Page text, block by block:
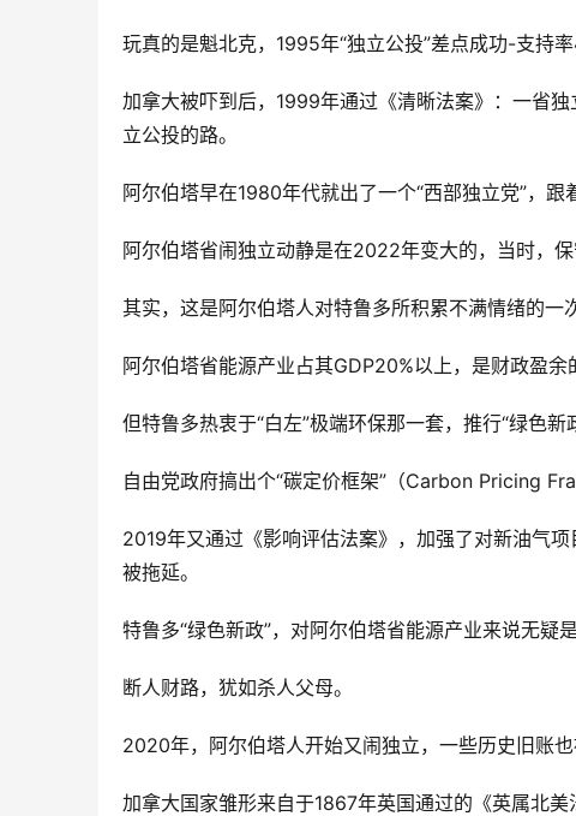
玩真的是魁北克，1995年“独立公投”差点成功-支持率
加拿大被吓到后，1999年通过《清晰法案》：一省
立公投的路。
阿尔伯塔早在1980年代就出了一个“西部独立党”，
阿尔伯塔省闹独立动静是在2022年变大的，当时，
其实，这是阿尔伯塔人对特鲁多所积累不满情绪的一
阿尔伯塔省能源产业占其GDP20%以上，是财政盈余
但特鲁多热衷于“白左”极端环保那一套，推行“绿色新政
自由党政府搞出个“碳定价框架”（Carbon Pricing
2019年又通过《影响评估法案》，加强了对新油气
被拖延。
特鲁多“绿色新政”，对阿尔伯塔省能源产业来说无疑
断人财路，犹如杀人父母。
2020年，阿尔伯塔人开始又闹独立，一些历史旧账也
加拿大国家雏形来自于1867年英国通过的《英属北